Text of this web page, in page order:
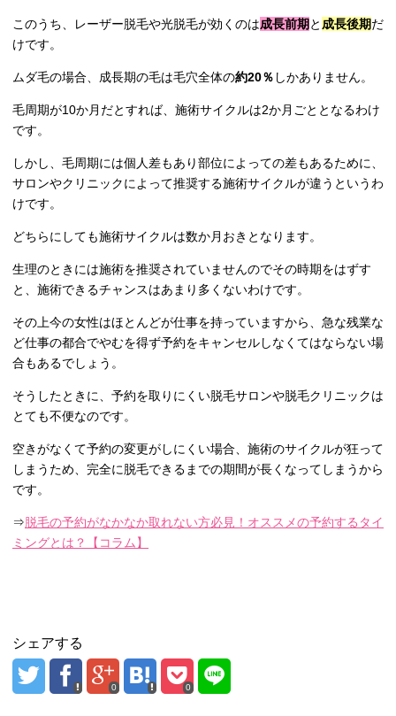
このうち、レーザー脱毛や光脱毛が効くのは成長前期 と成長後期だ
けです。
ムダ毛の場合、成長期の毛は毛穴全体の約20％ しかありません。
毛周期が10か月だとすれば、施術サイクルは2か月ごととなるわけ
です。
しかし、毛周期には個人差もあり部位によっての差もあるために、
サロンやクリニックによって推奨する施術サイクルが違うというわ
けです。
どちらにしても施術サイクルは数か月おきとなります。
生理のときには施術を推奨されていませんのでその時期をはずす
と、施術できるチャンスはあまり多くないわけです。
その上今の女性はほとんどが仕事を持っていますから、急な残業な
ど仕事の都合でやむを得ず予約をキャンセルしなくてはならない場
合もあるでしょう。
そうしたときに、予約を取りにくい脱毛サロンや脱毛クリニックは
とても不便なのです。
空きがなくて予約の変更がしにくい場合、施術のサイクルが狂って
しまうため、完全に脱毛できるまでの期間が長くなってしまうから
です。
⇒脱毛の予約がなかなか取れない方必見！オススメの予約するタイ
ミングとは？【コラム】
シェアする
0 0